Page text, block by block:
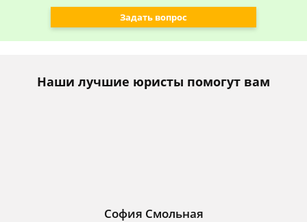
Задать вопрос
Наши лучшие юристы помогут вам
София Смольная